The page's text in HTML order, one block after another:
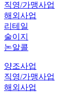
직영/가맹사업
해외사업
리테일
술이지
논알콜
양조사업
직영/가맹사업
해외사업